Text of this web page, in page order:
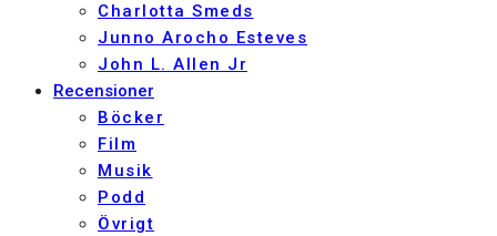
Charlotta Smeds
Junno Arocho Esteves
John L. Allen Jr
Recensioner
Böcker
Film
Musik
Podd
Övrigt